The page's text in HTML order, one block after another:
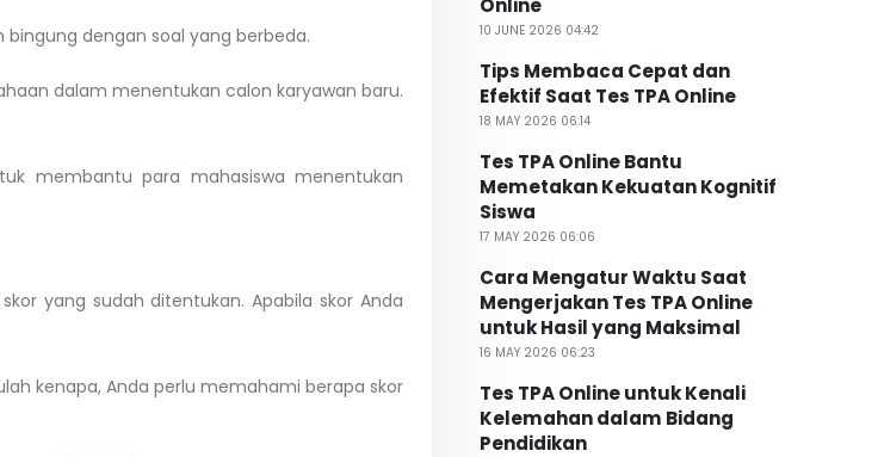
dengan soal yang berbeda.
dalam menentukan calon karyawan baru.
membantu para mahasiswa menentukan
yang sudah ditentukan. Apabila skor Anda
kenapa, Anda perlu memahami berapa skor
Online
10 JUNE 2026 04:42
Tips Membaca Cepat dan
Efektif Saat Tes TPA Online
18 MAY 2026 06:14
Tes TPA Online Bantu
Memetakan Kekuatan Kognitif
Siswa
17 MAY 2026 06:06
Cara Mengatur Waktu Saat
Mengerjakan Tes TPA Online
untuk Hasil yang Maksimal
16 MAY 2026 06:23
Tes TPA Online untuk Kenali
Kelemahan dalam Bidang
Pendidikan